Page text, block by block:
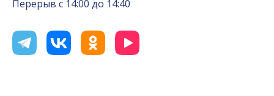
Перерыв с 14:00 до 14:40